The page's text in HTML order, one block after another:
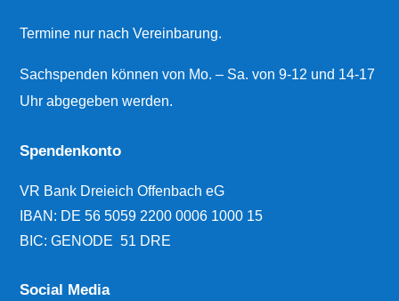
Termine nur nach Vereinbarung.
Sachspenden können von Mo. – Sa. von 9-12 und 14-17
Uhr abgegeben werden.
Spendenkonto
VR Bank Dreieich Offenbach eG
IBAN: DE 56 5059 2200 0006 1000 15
BIC: GENODE 51 DRE
Social Media